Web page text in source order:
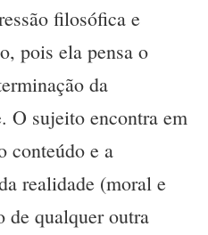
filosófica e
pois ela pensa o
da
O sujeito encontra em
conteúdo e a
realidade (moral e
de qualquer outra